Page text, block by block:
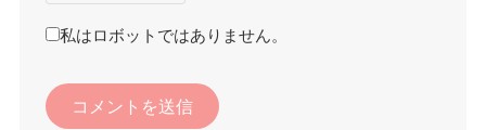
私はロボットではありません。